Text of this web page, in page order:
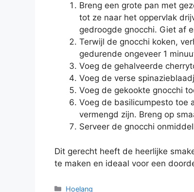
Breng een grote pan met
tot ze naar het oppervlak
gedroogde gnocchi. Giet af
Terwijl de gnocchi koken,
gedurende ongeveer 1
Voeg de gehalveerde
Voeg de verse
Voeg de gekookte gnocchi
Voeg de basilicumpesto toe
vermengd zijn. Breng op
Serveer de gnocchi
Dit gerecht heeft de heerlijke
te maken en ideaal voor een
Hoelang